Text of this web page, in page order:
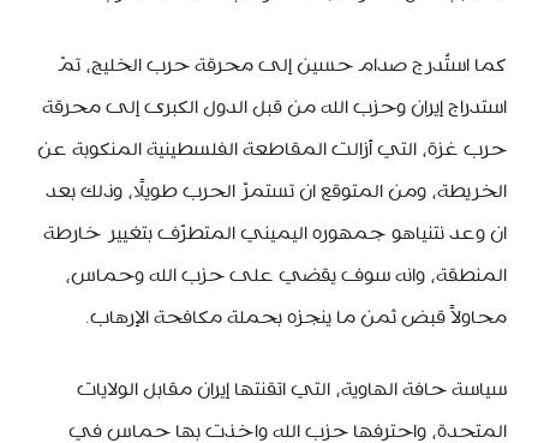
كما استُدرج صدام حسين إلى محرقة حرب الخليج، تمّ
استدراج إيران وحزب الله من قبل الدول الكبرى إلى محرقة
حرب غزة، التي أزالت المقاطعة الفلسطينية المنكوبة عن
الخريطة، ومن المتوقع ان تستمرّ الحرب طويلًا، وذلك بعد
ان وعد نتنياهو جمهوره اليميني المتطرّف بتغيير خارطة
المنطقة، وانه سوف يقضي على حزب الله وحماس،
محاولاً قبض ثمن ما ينجزه بحملة مكافحة الإرهاب.
سياسة حافة الهاوية، التي اتقنتها إيران مقابل الولايات
المتحدة، واحترفها حزب الله واخذت بها حماس في